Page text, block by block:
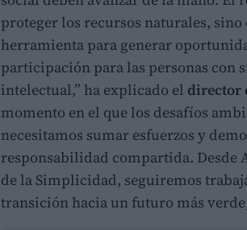
proteger los recursos naturales,
herramienta para generar
participación para las personas con
intelectual,” ha explicado el director
momento en el que los desafíos
necesitamos sumar esfuerzos y
responsabilidad compartida. Desde
de la Simplicidad, seguiremos
transición hacia un futuro más